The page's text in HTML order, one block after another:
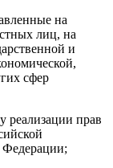
на
лиц, на
и
сфер
реализации прав
Федерации;